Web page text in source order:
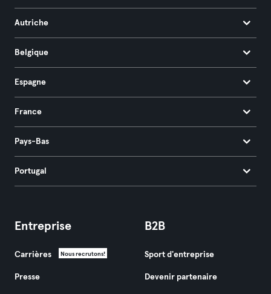
Autriche
Belgique
Espagne
France
Pays-Bas
Portugal
Entreprise
Carrières Nous recrutons!
Presse
B2B
Sport d'entreprise
Devenir partenaire